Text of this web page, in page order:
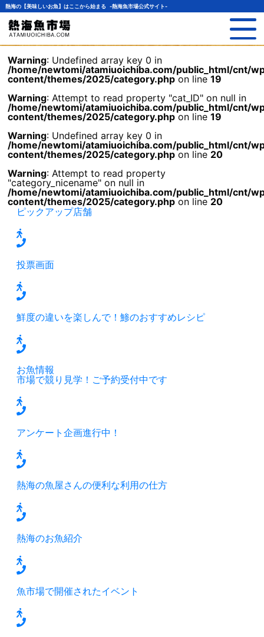
熱海の【美味しいお魚】はここから始まる -熱海魚市場公式サイト-
Warning: Undefined array key 0 in
/home/newtomi/atamiuoichiba.com/public_html/cnt/
content/themes/2025/category.phpon line 19
Warning: Attempt to read property "cat_ID" on null in
/home/newtomi/atamiuoichiba.com/public_html/cnt/
content/themes/2025/category.phpon line 19
Warning: Undefined array key 0 in
/home/newtomi/atamiuoichiba.com/public_html/cnt/
content/themes/2025/category.phpon line 20
Warning: Attempt to read property
"category_nicename" on null in
/home/newtomi/atamiuoichiba.com/public_html/cnt/
content/themes/2025/category.phpon line 20
ピックアップ店舗
投票画面
鮮度の違いを楽しんで！鯵のおすすめレシピ
お魚情報
市場で競り見学！ご予約受付中です
アンケート企画進行中！
熱海の魚屋さんの便利な利用の仕方
熱海のお魚紹介
魚市場で開催されたイベント